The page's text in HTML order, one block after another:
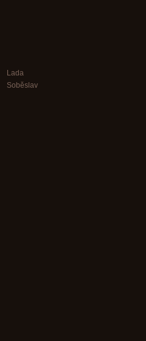
Lada
Soběslav